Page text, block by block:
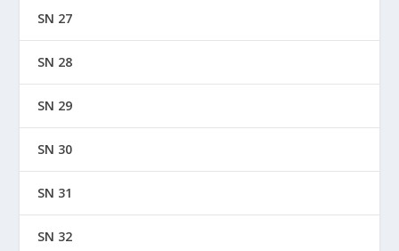
SN 27
SN 28
SN 29
SN 30
SN 31
SN 32